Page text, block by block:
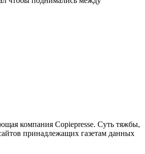
компания Copiepresse. Суть тяжбы,
принадлежащих газетам данных